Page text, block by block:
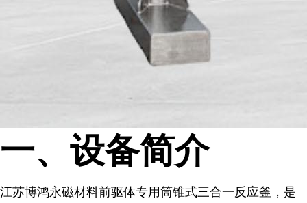
一、设备简介
江苏博鸿永磁材料前驱体专用筒锥式三合一反应釜，是